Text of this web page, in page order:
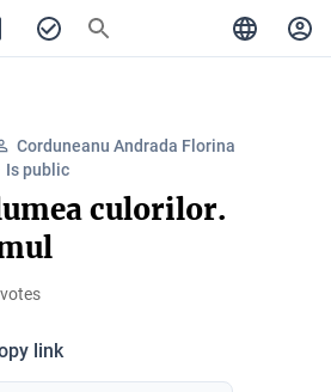
Corduneanu Andrada Florina
Is public
culorilor.
link